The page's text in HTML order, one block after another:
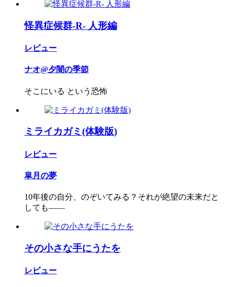
怪異症候群-R- 人形編
レビュー
ナオ@夕闇の季節
そこにいる という恐怖
ミライカガミ(体験版)
レビュー
皐月の夢
10年後の自分、のぞいてみる？それが絶望の未来だと
しても――
その小さな手にうたを
レビュー